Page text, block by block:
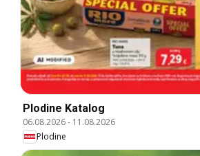
Plodine Katalog
06.08.2026- 11.08.2026
Plodine